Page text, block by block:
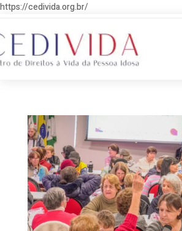
https://cedivida.org.br/